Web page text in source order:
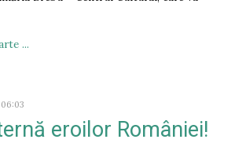
...
eroilor României!